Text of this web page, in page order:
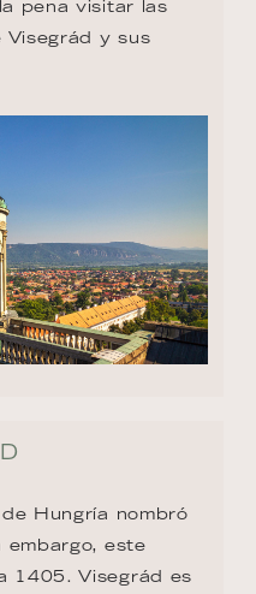
pena visitar las
Visegrád y sus
Hungría nombró
embargo, este
1405. Visegrád es